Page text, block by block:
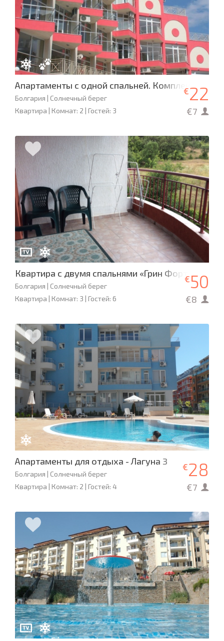
Апартаменты c одной спальней. Комплекс Rose
Болгария | Солнечный берег
Квартира | Комнат: 2 | Гостей: 3
€22
€7
Квартира с двумя спальнями «Грин Форт»
Болгария | Солнечный берег
Квартира | Комнат: 3 | Гостей: 6
€50
€8
Апартаменты для отдыха - Лагуна 3
Болгария | Солнечный берег
Квартира | Комнат: 2 | Гостей: 4
€28
€7